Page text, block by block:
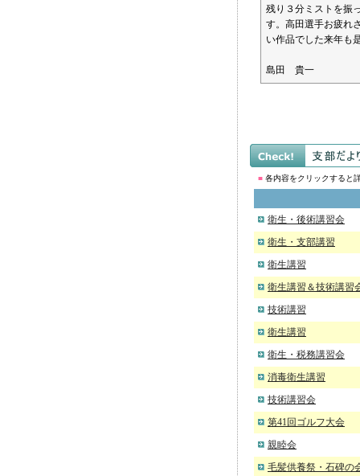
残り３分ミストを振
す。高田選手お疲れ
い作品でした来年も
島田 貴一
■ 各内容をクリックすると
衛生・後術講習会
衛生・支部講習
衛生講習
衛生講習＆技術講習
技術講習
衛生講習
衛生・税務講習会
消毒衛生講習
技術講習会
第41回ゴルフ大会
親睦会
毛髪供養祭・石碑の